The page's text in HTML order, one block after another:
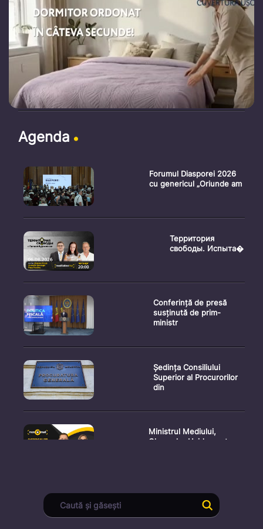
Agenda
Forumul Diasporei 2026
cu genericul „Oriunde am
Территория
свободы. Испыта�
Conferință de presă
susținută de prim-
ministr
Ședința Consiliului
Superior al Procurorilor
din
Ministrul Mediului,
Gheorghe Hajder, este
Consultări publice privind
proiectul de lege pent